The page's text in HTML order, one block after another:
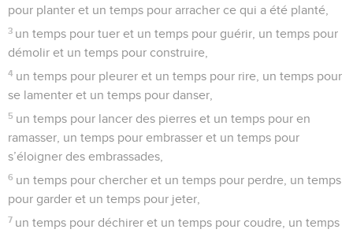
pour planter et un temps pour arracher ce qui a été planté,
3 un temps pour tuer et un temps pour guérir, un temps pour
démolir et un temps pour construire,
4 un temps pour pleurer et un temps pour rire, un temps pour
se lamenter et un temps pour danser,
5 un temps pour lancer des pierres et un temps pour en
ramasser, un temps pour embrasser et un temps pour
s’éloigner des embrassades,
6 un temps pour chercher et un temps pour perdre, un temps
pour garder et un temps pour jeter,
7 un temps pour déchirer et un temps pour coudre, un temps